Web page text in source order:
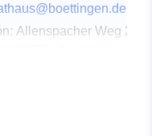
Allenspacher Weg 2,